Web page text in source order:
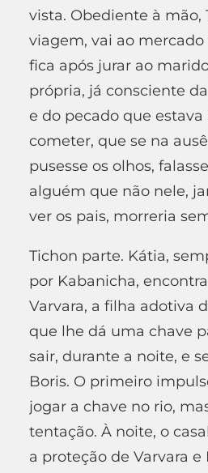
vista. Obediente à mão,
viagem, vai ao mercado
fica após jurar ao
própria, já consciente
e do pecado que estava
cometer, que se na
pusesse os olhos,
alguém que não nele,
ver os pais, morreria
Tichon parte. Kátia,
por Kabanicha,
Varvara, a filha adotiva
que lhe dá uma chave
sair, durante a noite, e
Boris. O primeiro
jogar a chave no rio,
tentação. À noite, o
a proteção de Varvara e